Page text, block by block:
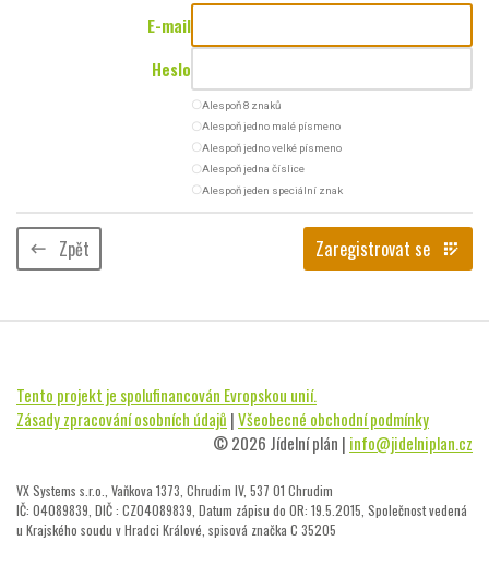
E-mail
Heslo
radio_button_uncheckedAlespoň 8 znaků
radio_button_uncheckedAlespoň jedno malé písmeno
radio_button_uncheckedAlespoň jedno velké písmeno
radio_button_uncheckedAlespoň jedna číslice
radio_button_uncheckedAlespoň jeden speciální znak
keyboard_backspace Zpět Zaregistrovat se app_registration
Tento projekt je spolufinancován Evropskou unií.
Zásady zpracování osobních údajů |Všeobecné obchodní podmínky
© 2026 Jídelní plán | info@jidelniplan.cz
VX Systems s.r.o., Vaňkova 1373, Chrudim IV, 537 01 Chrudim
IČ: 04089839, DIČ : CZ04089839, Datum zápisu do OR: 19.5.2015, Společnost vedená
u Krajského soudu v Hradci Králové, spisová značka C 35205